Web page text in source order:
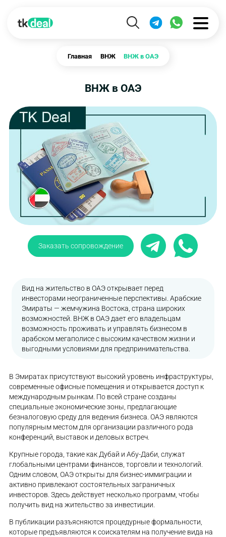
Главная ВНЖ ВНЖ в ОАЭ
ВНЖ в ОАЭ
Заказать сопровождение
Вид на жительство в ОАЭ открывает перед
инвесторами неограниченные перспективы. Арабские
Эмираты — жемчужина Востока, страна широких
возможностей. ВНЖ в ОАЭ дает его владельцам
возможность проживать и управлять бизнесом в
арабском мегаполисе с высоким качеством жизни и
выгодными условиями для предпринимательства.
В Эмиратах присутствуют высокий уровень инфраструктуры,
современные офисные помещения и открывается доступ к
международным рынкам. По всей стране созданы
специальные экономические зоны, предлагающие
безналоговую среду для ведения бизнеса. ОАЭ являются
популярным местом для организации различного рода
конференций, выставок и деловых встреч.
Крупные города, такие как Дубай и Абу-Даби, служат
глобальными центрами финансов, торговли и технологий.
Одним словом, ОАЭ открыты для бизнес-иммиграции и
активно привлекают состоятельных заграничных
инвесторов. Здесь действует несколько программ, чтобы
получить вид на жительство за инвестиции.
В публикации разъясняются процедурные формальности,
которые предъявляются к соискателям на получение вида на